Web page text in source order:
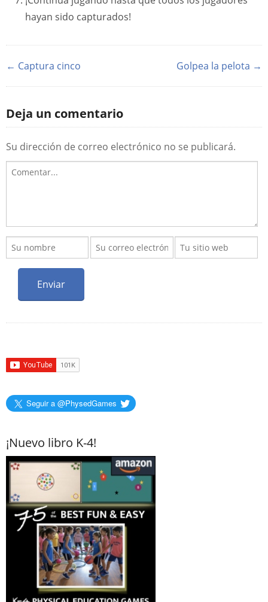
hayan sido capturados!
← Captura cinco Golpea la pelota →
Deja un comentario
Su dirección de correo electrónico no se publicará.
Seguir a @PhysedGames
¡Nuevo libro K-4!